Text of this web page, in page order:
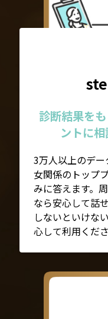
診断結果を
ントに相
3万人以上のデ
女関係のトップ
みに答えます。
なら安心して話
しないといけな
心して利用くださ